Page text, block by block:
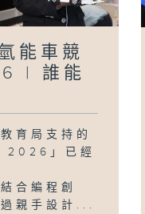
能車競
| 誰能
育局支持的
2026」已經
合編程創
親手設計...